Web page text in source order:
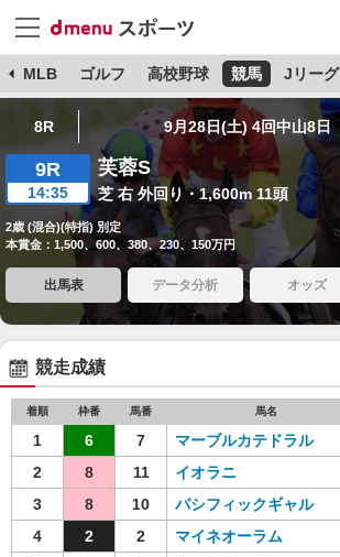
MLB ゴルフ 高校野球 競馬 Jリーグ
8R 9月28日(土) 4回中山8日
9R
14:35
芙蓉S
芝 右 外回り・1,600m 11頭
2歳 (混合)(特指) 別定
本賞金：1,500、600、380、230、150万円
出馬表 データ分析 オッズ
競走成績
着順 枠番 馬番 馬名
1 6 7 マーブルカテドラル
2
8 11 イオラニ
3
8 10 パシフィックギャル
4
2 2 マイネオーラム